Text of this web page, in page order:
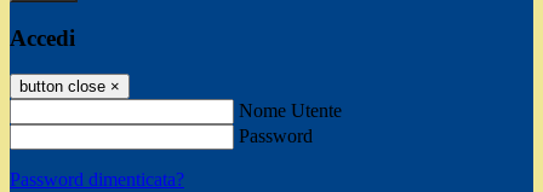
Accedi
button close ×
Nome Utente
Password
Password dimenticata?